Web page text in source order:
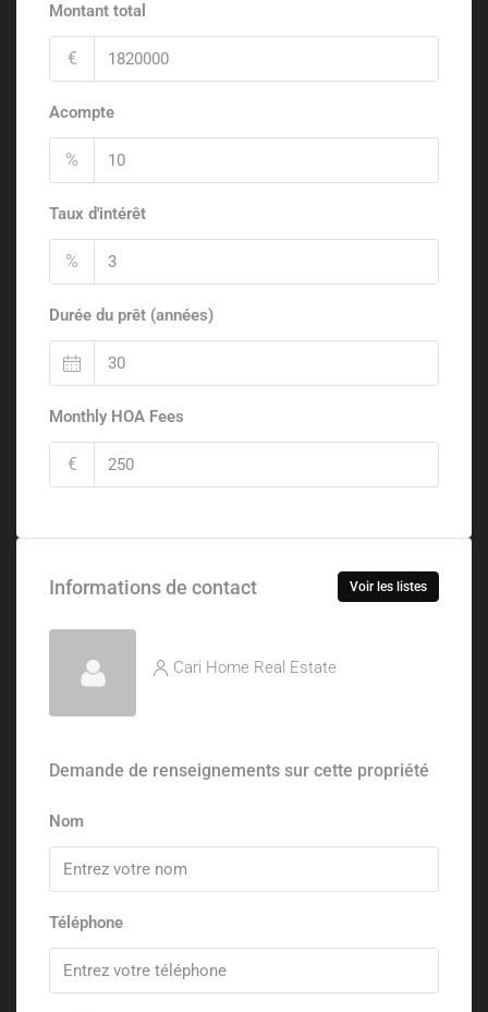
Montant total
€
Acompte
%
Taux d'intérêt
%
Durée du prêt (années)
Monthly HOA Fees
€
Informations de contact Voir les listes
Cari Home Real Estate
Demande de renseignements sur cette propriété
Nom
Téléphone